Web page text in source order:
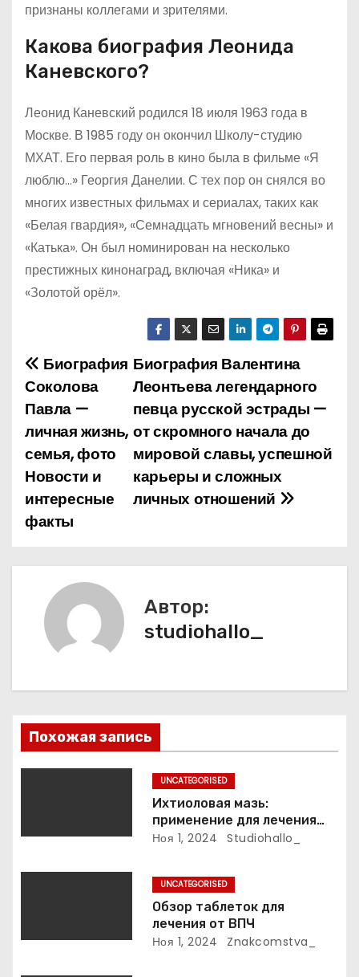
признаны коллегами и зрителями.
Какова биография Леонида
Каневского?
Леонид Каневский родился 18 июля 1963 года в
Москве. В 1985 году он окончил Школу-студию
МХАТ. Его первая роль в кино была в фильме «Я
люблю…» Георгия Данелии. С тех пор он снялся во
многих известных фильмах и сериалах, таких как
«Белая гвардия», «Семнадцать мгновений весны» и
«Катька». Он был номинирован на несколько
престижных кинонаград, включая «Ника» и
«Золотой орёл».
Н
а
в
и
г
а
ц
з
а
и
с
м
Биография Валентина
Леонтьева легендарного
певца русской эстрады —
от скромного начала до
мировой славы, успешной
карьеры и сложных
личных отношений
Биография
Соколова
Павла —
личная жизнь,
семья, фото
Новости и
интересные
факты
Автор:
studiohallo_
Похожая запись
UNCATEGORISED
Ихтиоловая мазь:
применение для лечения
фурункулов
Ноя 1, 2024 Studiohallo_
UNCATEGORISED
Обзор таблеток для
лечения от ВПЧ
Ноя 1, 2024 Znakcomstva_